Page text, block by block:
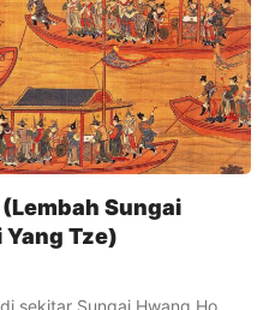
Sungai
Tze)
sekitar Sungai Hwang Ho